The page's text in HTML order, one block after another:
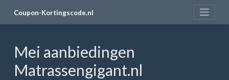
Coupon-Kortingscode.nl
Mei aanbiedingen
Matrassengigant.nl